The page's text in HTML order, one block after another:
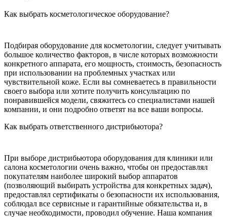
Как выбрать косметологическое оборудование?
Подбирая оборудование для косметологии, следует учитывать
большое количество факторов, в числе которых возможности
конкретного аппарата, его мощность, стоимость, безопасность
при использовании на проблемных участках или
чувствительной коже. Если вы сомневаетесь в правильности
своего выбора или хотите получить консультацию по
понравившейся модели, свяжитесь со специалистами нашей
компании, и они подробно ответят на все ваши вопросы.
Как выбрать ответственного дистрибьютора?
При выборе дистрибьютора оборудования для клиники или
салона косметологии очень важно, чтобы он предоставлял
покупателям наиболее широкий выбор аппаратов
(позволяющий выбирать устройства для конкретных задач),
предоставлял сертификаты о безопасности их использования,
соблюдал все сервисные и гарантийные обязательства и, в
случае необходимости, проводил обучение. Наша компания